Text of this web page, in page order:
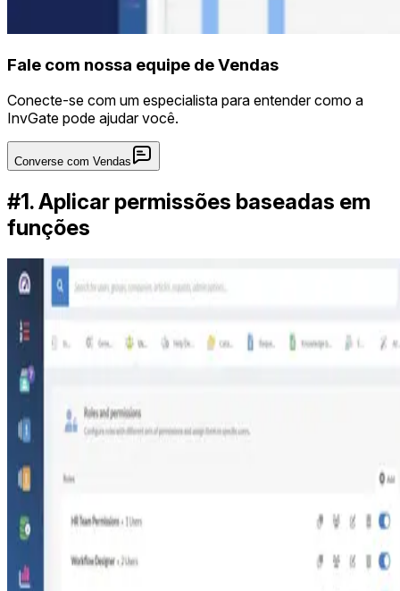
Fale com nossa equipe de Vendas
Conecte-se com um especialista para entender como a
InvGate pode ajudar você.
Converse com Vendas
#1. Aplicar permissões baseadas em
funções